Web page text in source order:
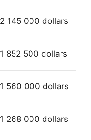
2 145 000 dollars
1 852 500 dollars
1 560 000 dollars
1 268 000 dollars